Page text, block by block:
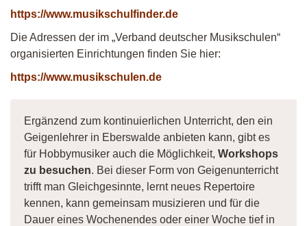
https://www.musikschulfinder.de
Die Adressen der im „Verband deutscher Musikschulen“
organisierten Einrichtungen finden Sie hier:
https://www.musikschulen.de
Ergänzend zum kontinuierlichen Unterricht, den ein
Geigenlehrer in Eberswalde anbieten kann, gibt es
für Hobbymusiker auch die Möglichkeit, Workshops
zu besuchen. Bei dieser Form von Geigenunterricht
trifft man Gleichgesinnte, lernt neues Repertoire
kennen, kann gemeinsam musizieren und für die
Dauer eines Wochenendes oder einer Woche tief in